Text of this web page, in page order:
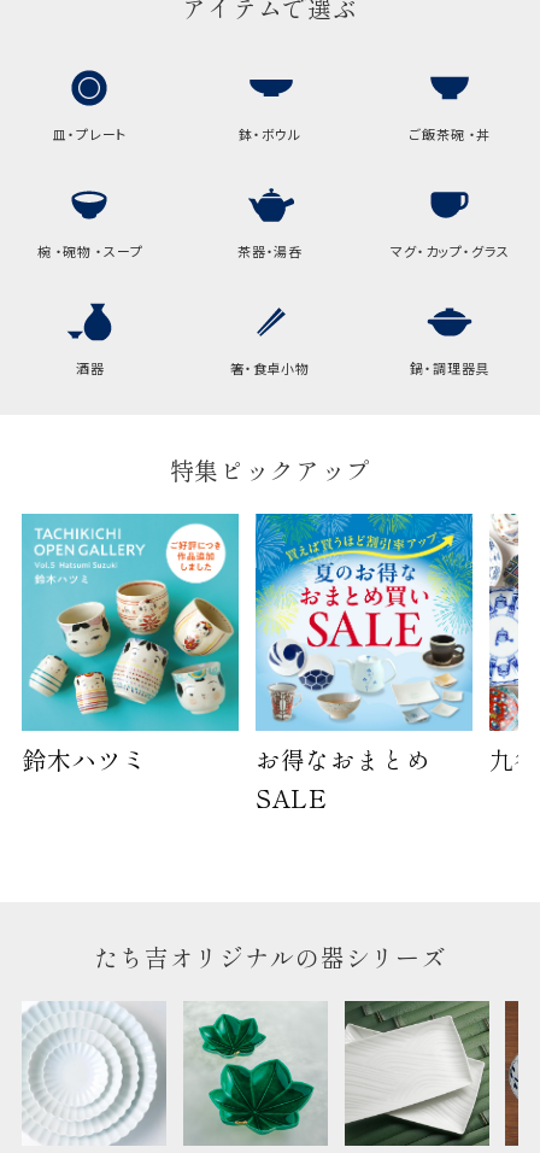
アイテムで選ぶ
皿・プレート 鉢・ボウル ご飯茶碗 ・丼
椀 ・碗物 ・スープ 茶器・湯呑 マグ・カップ・グラス
酒器 箸・食卓小物 鍋・調理器具
特集ピックアップ
鈴木ハツミ
お得なおまとめ
SALE
九
たち吉オリジナルの器シリーズ